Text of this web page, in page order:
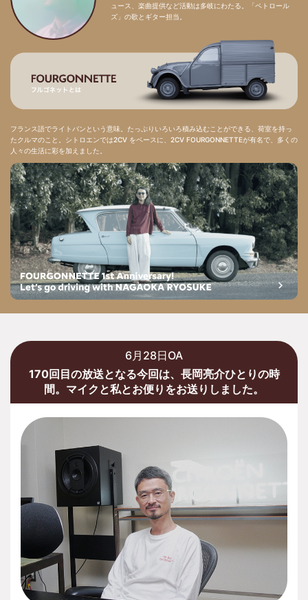
ュース、楽曲提供など活動は多岐にわたる。「ペトロール
ズ」の歌とギター担当。
フランス語でライトバンという意味。たっぷりいろいろ積み込むことができる、荷室を持っ
たクルマのこと。シトロエンでは2CV をベースに、2CV FOURGONNETTEが有名で、多くの
人々の生活に彩を加えました。
6月28日OA
170回目の放送となる今回は、長岡亮介ひとりの時
間。マイクと私とお便りをお送りしました。